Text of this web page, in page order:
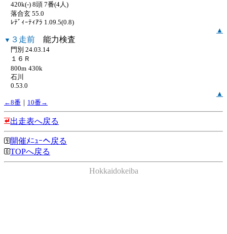
420k(-) 8頭 7番(4人)
落合玄 55.0
ﾚﾃﾞｨｰﾃｨｱﾗ 1.09.5(0.8)
▲
▼ ３走前 能力検査
門別 24.03.14
１６Ｒ
800m 430k
石川
0.53.0
▲
←8番 ｜ 10番→
出走表へ戻る
開催ﾒﾆｭｰへ戻る
TOPへ戻る
Hokkaidokeiba